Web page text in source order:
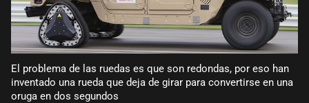
El problema de las ruedas es que son redondas, por eso han
inventado una rueda que deja de girar para convertirse en una
oruga en dos segundos